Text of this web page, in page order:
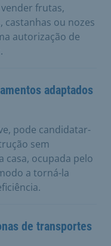
frutas,
ou nozes
autorização de
adaptados
pode candidatar-
sem
casa, ocupada pelo
a torná-la
de transportes